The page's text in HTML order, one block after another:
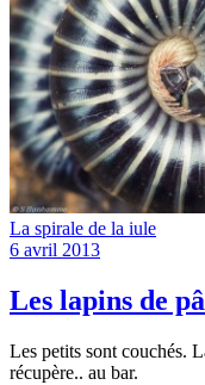
La spirale de la iule
6 avril 2013
Les lapins de
Les petits sont couchés.
récupère.. au bar.